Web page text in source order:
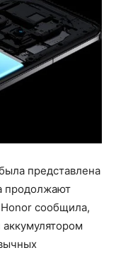
представлена
продолжают
сообщила,